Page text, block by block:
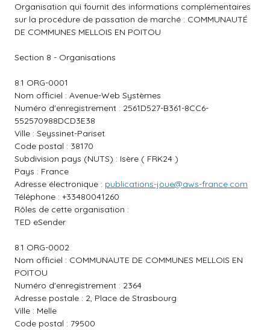
Organisation qui fournit des informations complémentaires
sur la procédure de passation de marché : COMMUNAUTÉ
DE COMMUNES MELLOIS EN POITOU
Section 8 - Organisations
8.1 ORG-0001
Nom officiel : Avenue-Web Systèmes
Numéro d'enregistrement : 2561D527-B361-8CC6-
552570988DCD3E38
Ville : Seyssinet-Pariset
Code postal : 38170
Subdivision pays (NUTS) : Isère ( FRK24 )
Pays : France
Adresse électronique : publications-joue@aws-france.com
Téléphone : +33480041260
Rôles de cette organisation :
TED eSender
8.1 ORG-0002
Nom officiel : COMMUNAUTE DE COMMUNES MELLOIS EN
POITOU
Numéro d'enregistrement : 2364
Adresse postale : 2, Place de Strasbourg
Ville : Melle
Code postal : 79500